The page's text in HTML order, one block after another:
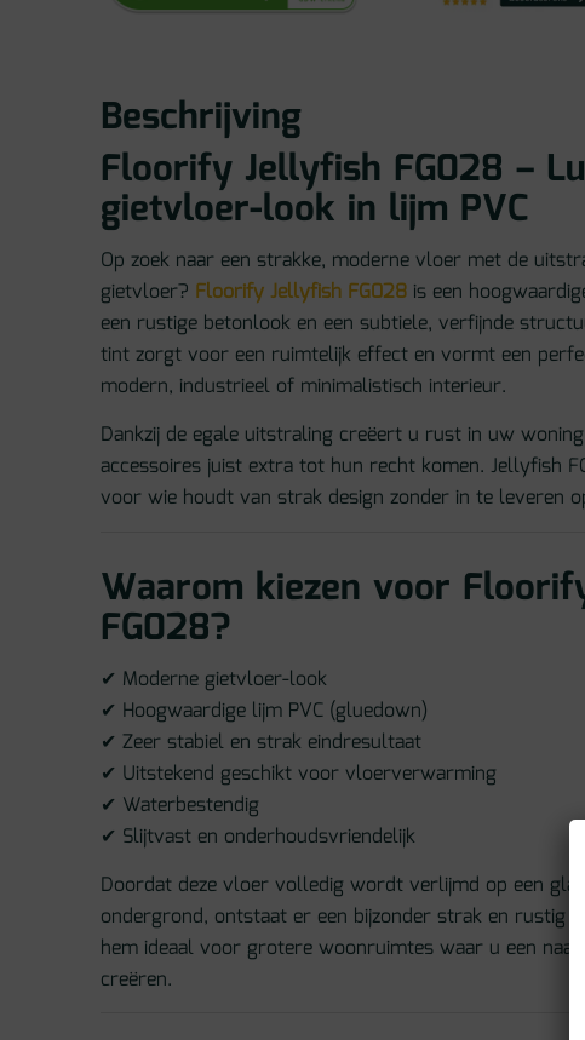
Beschrijving
Floorify Jellyfish FG028 –
gietvloer-look in lijm PVC
Op zoek naar een strakke, moderne vloer met de
gietvloer? Floorify Jellyfish FG028 is een
een rustige betonlook en een subtiele, verfijnde
tint zorgt voor een ruimtelijk effect en vormt een
modern, industrieel of minimalistisch interieur.
Dankzij de egale uitstraling creëert u rust in uw
accessoires juist extra tot hun recht komen. Jellyfish
voor wie houdt van strak design zonder in te leveren
Waarom kiezen voor
FG028?
✔ Moderne gietvloer-look
✔ Hoogwaardige lijm PVC (gluedown)
✔ Zeer stabiel en strak eindresultaat
✔ Uitstekend geschikt voor vloerverwarming
✔ Waterbestendig
✔ Slijtvast en onderhoudsvriendelijk
Doordat deze vloer volledig wordt verlijmd op een
ondergrond, ontstaat er een bijzonder strak en rustig
hem ideaal voor grotere woonruimtes waar u een
creëren.